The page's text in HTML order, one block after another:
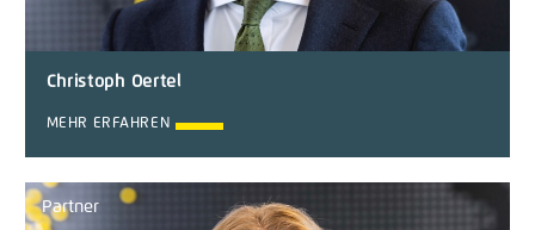
Christoph Oertel
MEHR ERFAHREN
Partner